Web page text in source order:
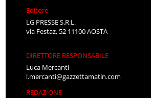
Editore
LG PRESSE S.R.L.
via Festaz, 52 11100 AOSTA
DIRETTORE RESPONSABILE
Luca Mercanti
l.mercanti@gazzettamatin.com
REDAZIONE